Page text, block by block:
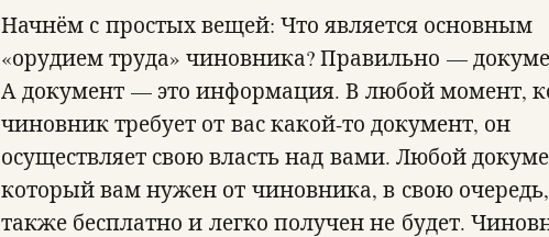
Начнём с простых вещей: Что является основным
«орудием труда» чиновника? Правильно —
А документ — это информация. В любой момент,
чиновник требует от вас какой-то документ, он
осуществляет свою власть над вами. Любой
который вам нужен от чиновника, в свою очередь,
также бесплатно и легко получен не будет.